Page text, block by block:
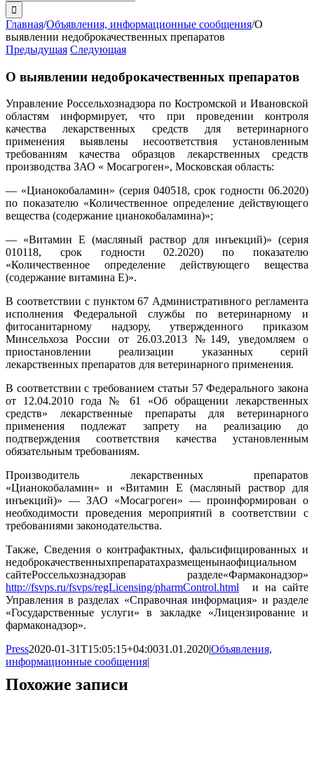
поиска:
Главная/Объявления, информационные сообщения/О
выявлении недоброкачественных препаратов
Предыдущая Следующая
О выявлении недоброкачественных препаратов
Управление Россельхознадзора по Костромской и Ивановской
областям информирует, что при проведении контроля
качества лекарственных средств для ветеринарного
применения выявлены несоответствия установленным
требованиям качества образцов лекарственных средств
производства ЗАО « Мосагроген», Московская область:
— «Цианокобаламин» (серия 040518, срок годности 06.2020)
по показателю «Количественное определение действующего
вещества (содержание цианокобаламина)»;
— «Витамин Е (масляный раствор для инъекций)» (серия
010118, срок годности 02.2020) по показателю
«Количественное определение действующего вещества
(содержание витамина Е)».
В соответствии с пунктом 67 Административного регламента
исполнения Федеральной службы по ветеринарному и
фитосанитарному надзору, утвержденного приказом
Минсельхоза России от 26.03.2013 №149, уведомляем о
приостановлении реализации указанных серий
лекарственных препаратов для ветеринарного применения.
В соответствии с требованием статьи 57 Федерального закона
от 12.04.2010 года № 61 «Об обращении лекарственных
средств» лекарственные препараты для ветеринарного
применения подлежат запрету на реализацию до
подтверждения соответствия качества установленным
обязательным требованиям.
Производитель лекарственных препаратов
«Цианокобаламин» и «Витамин Е (масляный раствор для
инъекций)» — ЗАО «Мосагроген» — проинформирован о
необходимости проведения мероприятий в соответствии с
требованиями законодательства.
Также, Сведения о контрафактных, фальсифицированных и
недоброкачественныхпрепаратахразмещенынаофициальном
сайтеРоссельхознадзорав разделе«Фармаконадзор»
http://fsvps.ru/fsvps/regLicensing/pharmControl.html и на сайте
Управления в разделах «Справочная информация» и разделе
«Государственные услуги» в закладке «Лицензирование и
фармаконадзор».
Press2020-01-31T15:05:15+04:0031.01.2020|Объявления,
информационные сообщения|
Похожие записи